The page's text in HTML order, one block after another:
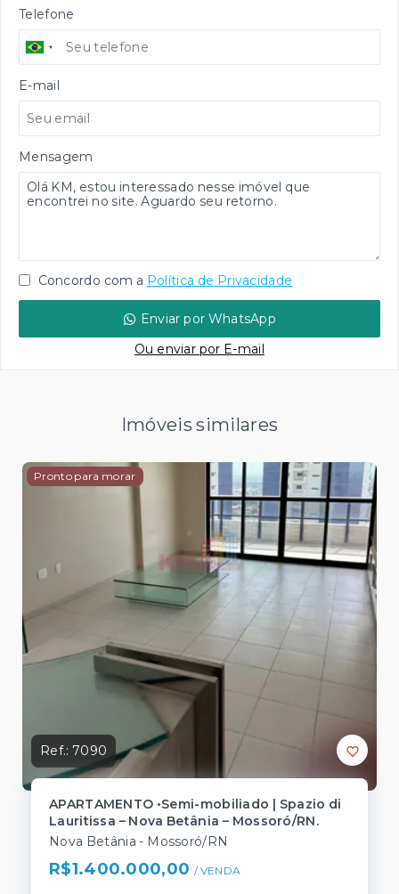
Telefone
E-mail
Mensagem
Concordo com a Política de Privacidade
Enviar por WhatsApp
Ou enviar por E-mail
Imóveis similares
Pronto para morar
Ref.: 7090
APARTAMENTO •Semi-mobiliado | Spazio di
Lauritissa – Nova Betânia – Mossoró/RN.
Nova Betânia - Mossoró/RN
R$1.400.000,00 / VENDA